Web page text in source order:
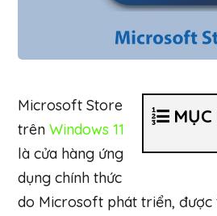
Microsoft Store
trênWindows 11
là cửa hàng ứng
dụng chính thức
do Microsoft phát triển,